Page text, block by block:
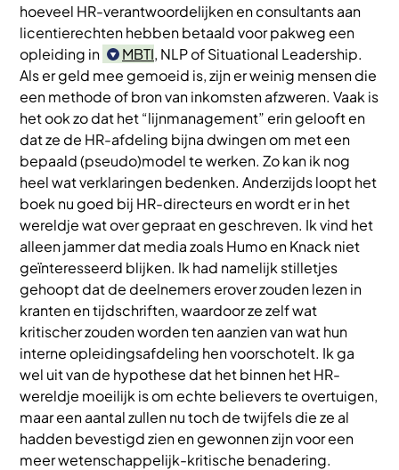
hoeveel HR-verantwoordelijken en consultants aan
licentierechten hebben betaald voor pakweg een
opleiding in
MBTI, NLP of Situational Leadership.
Als er geld mee gemoeid is, zijn er weinig mensen die
een methode of bron van inkomsten afzweren. Vaak is
het ook zo dat het “lijnmanagement” erin gelooft en
dat ze de HR-afdeling bijna dwingen om met een
bepaald (pseudo)model te werken. Zo kan ik nog
heel wat verklaringen bedenken. Anderzijds loopt het
boek nu goed bij HR-directeurs en wordt er in het
wereldje wat over gepraat en geschreven. Ik vind het
alleen jammer dat media zoals Humo en Knack niet
geïnteresseerd blijken. Ik had namelijk stilletjes
gehoopt dat de deelnemers erover zouden lezen in
kranten en tijdschriften, waardoor ze zelf wat
kritischer zouden worden ten aanzien van wat hun
interne opleidingsafdeling hen voorschotelt. Ik ga
wel uit van de hypothese dat het binnen het HR-
wereldje moeilijk is om echte believers te overtuigen,
maar een aantal zullen nu toch de twijfels die ze al
hadden bevestigd zien en gewonnen zijn voor een
meer wetenschappelijk-kritische benadering.